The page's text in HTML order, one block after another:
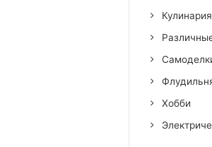
Кулинария
Хобби